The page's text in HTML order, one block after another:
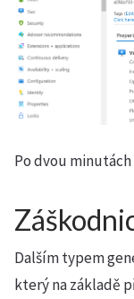
Po dvou
Dalším typem
který na základě